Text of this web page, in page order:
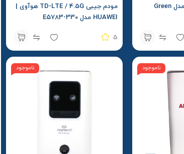
مودم 5G گرین پکت مدل Green
مودم جیبی TD-LTE / 4.5G هوآوی |
HUAWEI مدل E5783-330
5
ناموجود ناموجود